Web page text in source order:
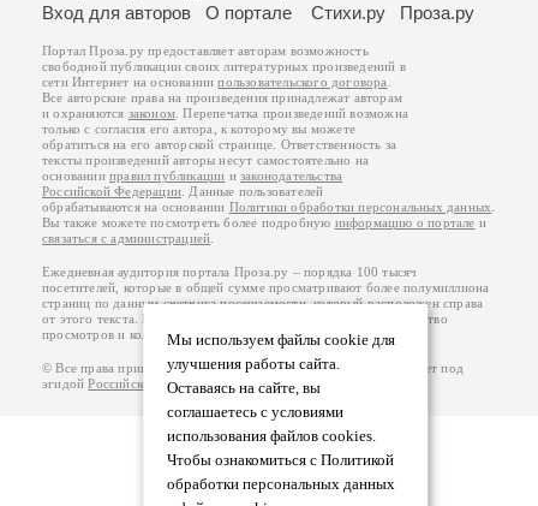
Мы используем файлы cookie для
улучшения работы сайта.
Оставаясь на сайте, вы
соглашаетесь с условиями
использования файлов cookies.
Чтобы ознакомиться с Политикой
обработки персональных данных
Вход для авторов
О портале Стихи.ру Проза.ру
Портал Проза.ру предоставляет авторам возможность
свободной публикации своих литературных произведений в
сети Интернет на основаниипользовательского договора
Все авторские права на произведения принадлежат авторам
и охраняются законом . Перепечатка произведений возможна
только с согласия его автора, к которому вы можете
обратиться на его авторской странице. Ответственность за
тексты произведений авторы несут самостоятельно на
основанииправил публикации изаконодательства
Российской Федерации . Данные пользователей
обрабатываются на основании Политики обработки персональных данных
Вы также можете посмотреть более подробную информацию о портале и
связаться с администрацией
Ежедневная аудитория портала Проза.ру – порядка 100 тысяч
посетителей, которые в общей сумме просматривают более полумиллиона
страниц по данным счетчика посещаемости, который расположен справа
от этого текста. В каждой графе указано по две цифры: количество
просмотров и количество посетителей.
© Все права принадлежат авторам, 2000-2026. Портал работает под
эгидойРоссийского союза писателей.18+